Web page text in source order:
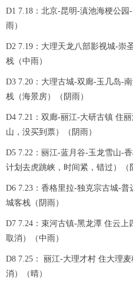
D1 7.18：北京-昆明-滇池海梗公
雨）
D2 7.19：大理天龙八部影视城-崇
栈（中雨）
D3 7.20：大理古城-双廊-玉几岛-
栈（海景房）（阴雨）
D4 7.21：双廊-丽江-大研古镇 住
山，没买到票）（阴雨）
D5 7.22：丽江-蓝月谷-玉龙雪山-
计划去虎跳峡，时间紧，错过）（
D6 7.23：香格里拉-独克宗古城-
城客栈（阴雨）
D7 7.24：束河古镇-黑龙潭 住云
取消）（中雨）
D8 7.25： 丽江-大理才村 住大理
消）（晴）